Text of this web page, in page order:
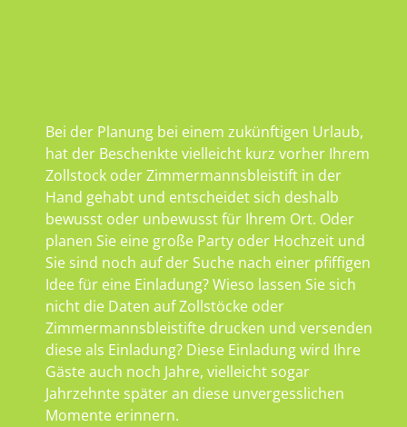
Bei der Planung bei einem zukünftigen Urlaub,
hat der Beschenkte vielleicht kurz vorher Ihrem
Zollstock oder Zimmermannsbleistift in der
Hand gehabt und entscheidet sich deshalb
bewusst oder unbewusst für Ihrem Ort. Oder
planen Sie eine große Party oder Hochzeit und
Sie sind noch auf der Suche nach einer pfiffigen
Idee für eine Einladung? Wieso lassen Sie sich
nicht die Daten auf Zollstöcke oder
Zimmermannsbleistifte drucken und versenden
diese als Einladung? Diese Einladung wird Ihre
Gäste auch noch Jahre, vielleicht sogar
Jahrzehnte später an diese unvergesslichen
Momente erinnern.